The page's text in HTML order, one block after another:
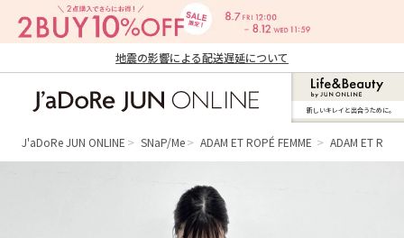
地震の影響による配送遅延について
ン オンライン）
新しいキレイと出合うために。
J'aDoRe JUN ONLINE SNaP/Me ADAM ET ROPÉ FEMME ADAM ET